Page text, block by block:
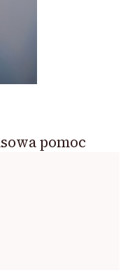
pomoc